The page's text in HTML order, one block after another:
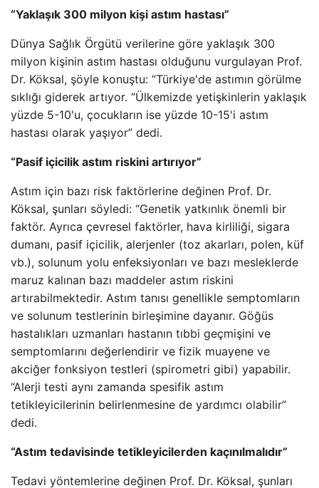
“Yaklaşık 300 milyon kişi astım hastası”
Dünya Sağlık Örgütü verilerine göre yaklaşık 300
milyon kişinin astım hastası olduğunu vurgulayan Prof.
Dr. Köksal, şöyle konuştu: “Türkiye'de astımın görülme
sıklığı giderek artıyor. “Ülkemizde yetişkinlerin yaklaşık
yüzde 5-10'u, çocukların ise yüzde 10-15'i astım
hastası olarak yaşıyor” dedi.
“Pasif içicilik astım riskini artırıyor”
Astım için bazı risk faktörlerine değinen Prof. Dr.
Köksal, şunları söyledi: “Genetik yatkınlık önemli bir
faktör. Ayrıca çevresel faktörler, hava kirliliği, sigara
dumanı, pasif içicilik, alerjenler (toz akarları, polen, küf
vb.), solunum yolu enfeksiyonları ve bazı mesleklerde
maruz kalınan bazı maddeler astım riskini
artırabilmektedir. Astım tanısı genellikle semptomların
ve solunum testlerinin birleşimine dayanır. Göğüs
hastalıkları uzmanları hastanın tıbbi geçmişini ve
semptomlarını değerlendirir ve fizik muayene ve
akciğer fonksiyon testleri (spirometri gibi) yapabilir.
“Alerji testi aynı zamanda spesifik astım
tetikleyicilerinin belirlenmesine de yardımcı olabilir”
dedi.
“Astım tedavisinde tetikleyicilerden kaçınılmalıdır”
Tedavi yöntemlerine değinen Prof. Dr. Köksal, şunları